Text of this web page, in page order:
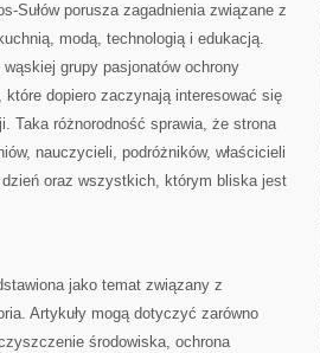
Sułów porusza zagadnienia związane z
modą, technologią i edukacją.
grupy pasjonatów ochrony
dopiero zaczynają interesować się
Taka różnorodność sprawia, że strona
nauczycieli, podróżników, właścicieli
oraz wszystkich, którym bliska jest
jako temat związany z
Artykuły mogą dotyczyć zarówno
środowiska, ochrona